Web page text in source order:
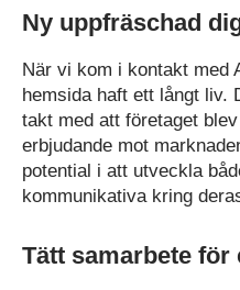
Ny uppfräschad
När vi kom i kontakt med
hemsida haft ett långt liv.
takt med att företaget
erbjudande mot
potential i att utveckla
kommunikativa kring
Tätt samarbete för